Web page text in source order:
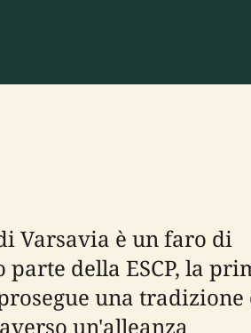
Varsavia è un faro di
della ESCP, la
una
un'alleanza